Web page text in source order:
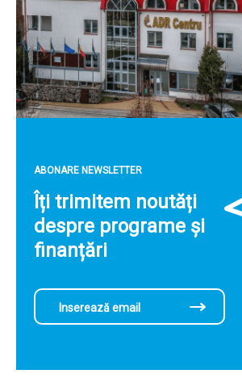
ABONARE NEWSLETTER
Îți trimitem noutăți
despre programe și
finanțări